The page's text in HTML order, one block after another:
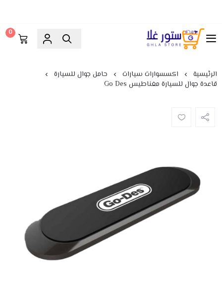
ستور غلا
0
الرئيسية اكسسوارات سيارات
حامل جوال للسيارة
قاعدة جوال للسيارة مغناطيس Go Des